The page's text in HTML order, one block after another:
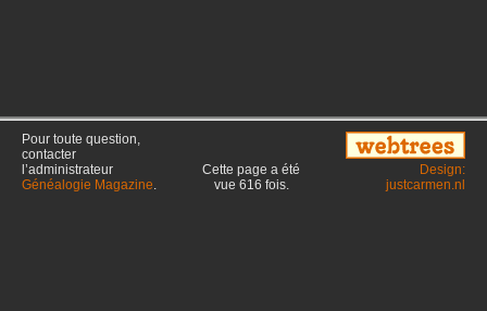
Pour toute question,
contacter
l’administrateur
Généalogie Magazine.
Cette page a été
vue 616 fois.
Design:
justcarmen.nl